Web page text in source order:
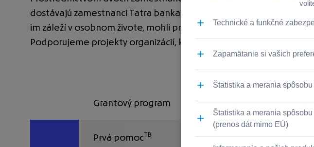
dostávajú zamestnanci Tatra banka Group príležitosť, aby to, na čom
im záleží v osobnom živote, mohli prepájať aj do toho pracovného.
Podporujeme projekty organizácií, ktoré predkladajú zamestnanci.
Grantový program
Prvá pomocTB